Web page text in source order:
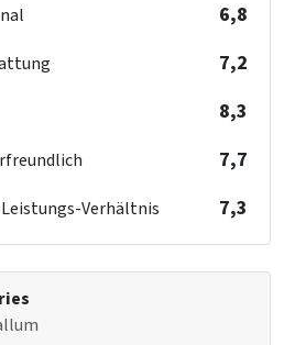
6,8
7,2
8,3
7,7
Verhältnis 7,3